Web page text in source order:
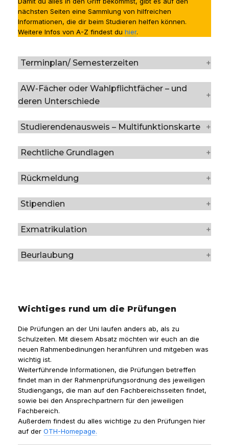
nächsten Seiten eine Sammlung von hilfreichen
Informationen, die dir beim Studieren helfen können.
Weitere Infos von A-Z findest du hier.
Terminplan/ Semesterzeiten
AW-Fächer oder Wahlpflichtfächer – und
deren Unterschiede
Studierendenausweis – Multifunktionskarte
Rechtliche Grundlagen
Rückmeldung
Stipendien
Exmatrikulation
Beurlaubung
Wichtiges rund um die Prüfungen
Die Prüfungen an der Uni laufen anders ab, als zu
Schulzeiten. Mit diesem Absatz möchten wir euch an die
neuen Rahmenbedinungen heranführen und mitgeben was
wichtig ist.
Weiterführende Informationen, die Prüfungen betreffen
findet man in der Rahmenprüfungsordnung des jeweiligen
Studiengangs, die man auf den Fachbereichsseiten findet,
sowie bei den Ansprechpartnern für den jeweiligen
Fachbereich.
Außerdem findest du alles wichtige zu den Prüfungen hier
auf der OTH-Homepage.